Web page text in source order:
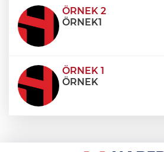
condimentum eros et, faucibus
ÖRNEK 2
ÖRNEK1
ÖRNEK 1
ÖRNEK